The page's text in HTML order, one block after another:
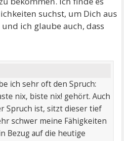
suchst, um Dich aus
ich glaube auch, dass
ich sehr oft den Spruch:
nix, biste nix! gehört. Auch
Spruch ist, sitzt dieser tief
schwer meine Fähigkeiten
Bezug auf die heutige